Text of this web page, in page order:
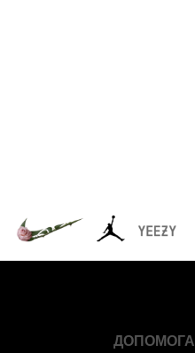
ДОПОМОГА